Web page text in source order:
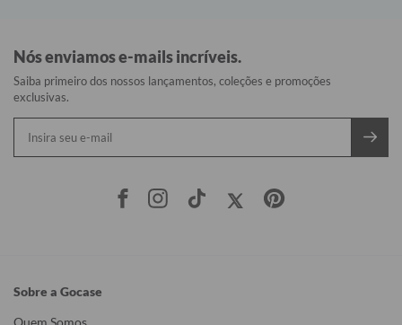
Nós enviamos e-mails incríveis.
Saiba primeiro dos nossos lançamentos, coleções e promoções
exclusivas.
Sobre a Gocase
Quem Somos